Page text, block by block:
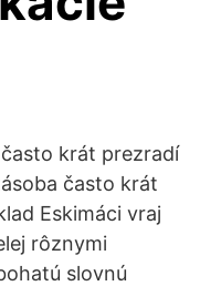
krát prezradí
často krát
Eskimáci vraj
rôznymi
slovnú